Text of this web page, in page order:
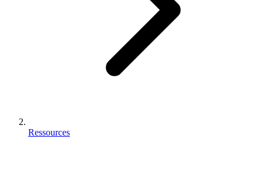
Ressources